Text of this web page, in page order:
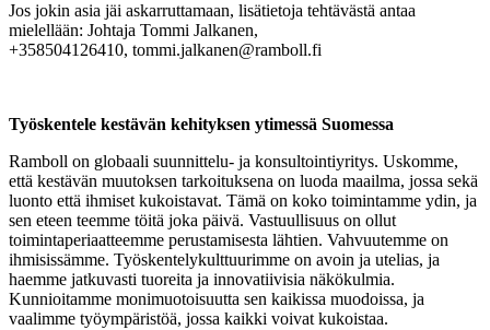
Jos jokin asia jäi askarruttamaan, lisätietoja tehtävästä antaa
mielellään: Johtaja Tommi Jalkanen,
+358504126410, tommi.jalkanen@ramboll.fi
Työskentele kestävän kehityksen ytimessä Suomessa
Ramboll on globaali suunnittelu- ja konsultointiyritys. Uskomme,
että kestävän muutoksen tarkoituksena on luoda maailma, jossa sekä
luonto että ihmiset kukoistavat. Tämä on koko toimintamme ydin, ja
sen eteen teemme töitä joka päivä. Vastuullisuus on ollut
toimintaperiaatteemme perustamisesta lähtien. Vahvuutemme on
ihmisissämme. Työskentelykulttuurimme on avoin ja utelias, ja
haemme jatkuvasti tuoreita ja innovatiivisia näkökulmia.
Kunnioitamme monimuotoisuutta sen kaikissa muodoissa, ja
vaalimme työympäristöä, jossa kaikki voivat kukoistaa.